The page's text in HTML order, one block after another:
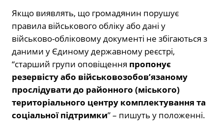
Якщо виявлять, що громадянин порушує
правила військового обліку або дані у
військово-обліковому документі не збігаються з
даними у Єдиному державному реєстрі,
“старший групи оповіщення пропонує
резервісту або військовозобов’язаному
прослідувати до районного (міського)
територіального центру комплектування та
соціальної підтримки” – пишуть у положенні.